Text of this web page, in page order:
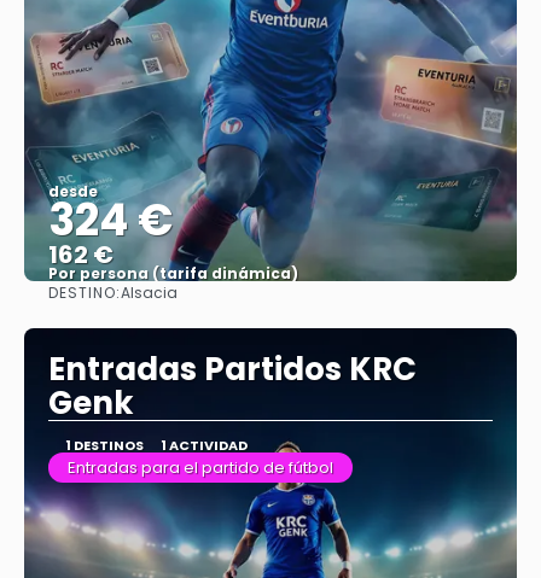
desde
324 €
162 €
Por persona (tarifa dinámica)
DESTINO:Alsacia
Entradas Partidos KRC
Genk
1 DESTINOS 1 ACTIVIDAD
Entradas para el partido de fútbol